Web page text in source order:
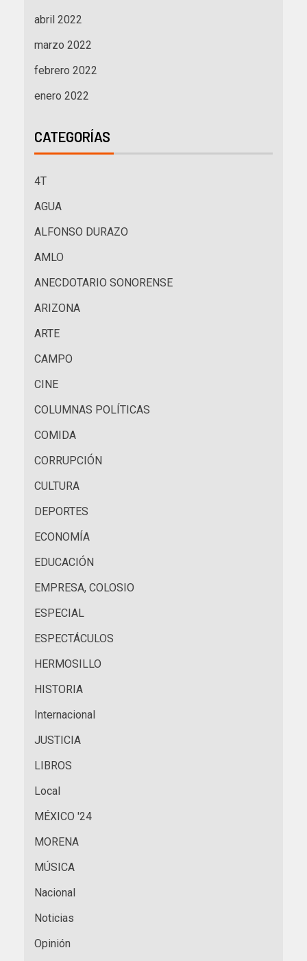
abril 2022
marzo 2022
febrero 2022
enero 2022
CATEGORÍAS
4T
AGUA
ALFONSO DURAZO
AMLO
ANECDOTARIO SONORENSE
ARIZONA
ARTE
CAMPO
CINE
COLUMNAS POLÍTICAS
COMIDA
CORRUPCIÓN
CULTURA
DEPORTES
ECONOMÍA
EDUCACIÓN
EMPRESA, COLOSIO
ESPECIAL
ESPECTÁCULOS
HERMOSILLO
HISTORIA
Internacional
JUSTICIA
LIBROS
Local
MÉXICO '24
MORENA
MÚSICA
Nacional
Noticias
Opinión